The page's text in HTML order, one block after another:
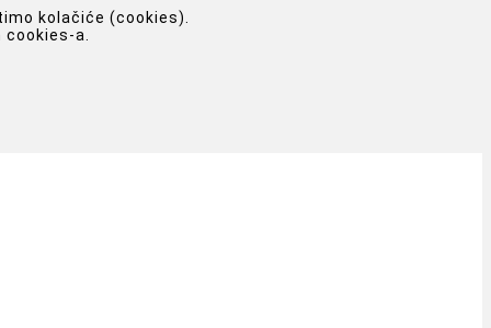
kolačiće (cookies).
a.